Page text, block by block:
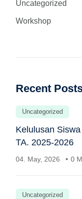
Uncategorized
Workshop
Recent
Uncategorized
Kelulusan
TA. 2025-2026
04. May, 2026 0
Uncategorized